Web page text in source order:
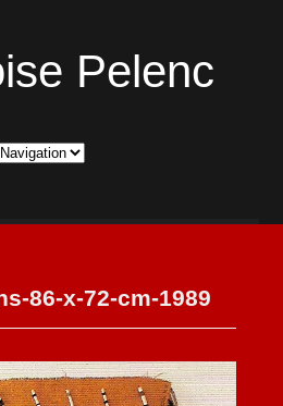
Pelenc
86-x-72-cm-1989